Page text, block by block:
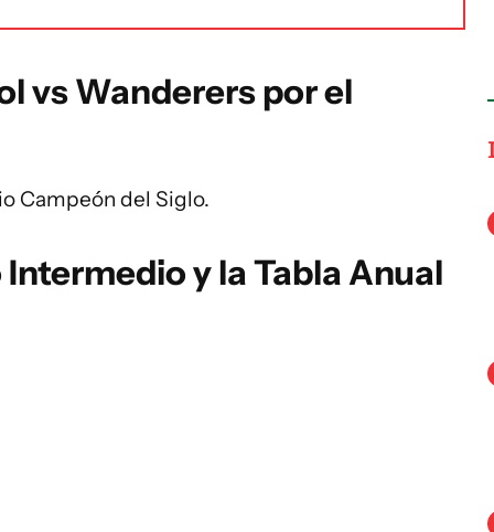
vs Wanderers por el
Campeón del Siglo.
y la Tabla Anual